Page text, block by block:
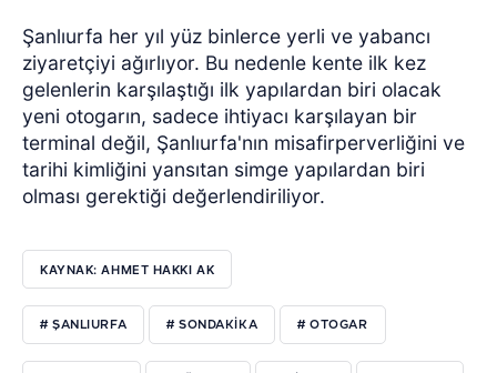
Şanlıurfa her yıl yüz binlerce yerli ve yabancı
ziyaretçiyi ağırlıyor. Bu nedenle kente ilk kez
gelenlerin karşılaştığı ilk yapılardan biri olacak
yeni otogarın, sadece ihtiyacı karşılayan bir
terminal değil, Şanlıurfa'nın misafirperverliğini ve
tarihi kimliğini yansıtan simge yapılardan biri
olması gerektiği değerlendiriliyor.
KAYNAK: AHMET HAKKI AK
# ŞANLIURFA # SONDAKIKA # OTOGAR